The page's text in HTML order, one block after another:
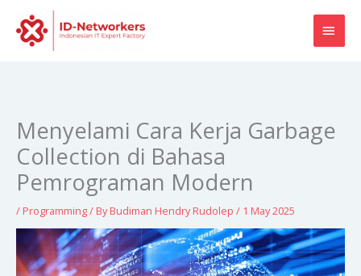
content
Menyelami Cara Kerja Garbage
Collection di Bahasa
Pemrograman Modern
/ Programming/ ByBudiman Hendry Rudolep / 1 May 2025